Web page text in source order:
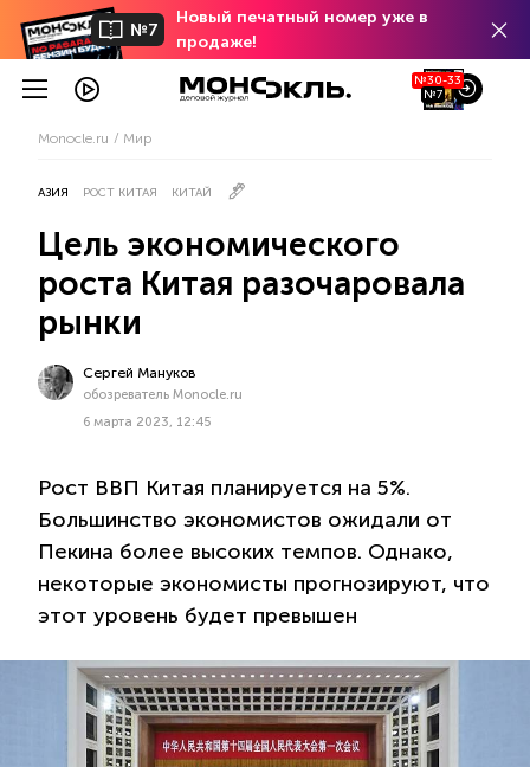
№7
Новый печатный номер уже в
продаже!
№30-33
№7
Monocle.ru Мир
АЗИЯ РОСТ КИТАЯ КИТАЙ
Цель экономического
роста Китая разочаровала
рынки
Сергей Мануков
обозреватель Monocle.ru
6 марта 2023, 12:45
Рост ВВП Китая планируется на 5%.
Большинство экономистов ожидали от
Пекина более высоких темпов. Однако,
некоторые экономисты прогнозируют, что
этот уровень будет превышен